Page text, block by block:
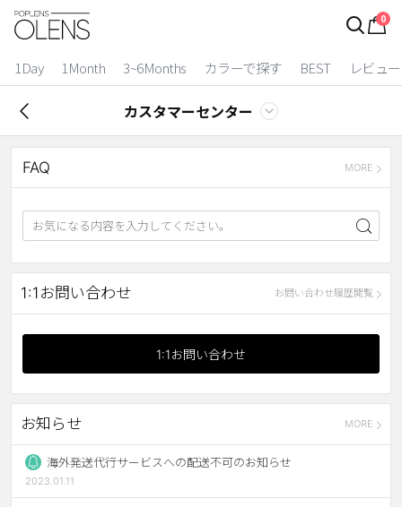
0
1Day 1Month 3~6Months カラーで探す BEST レビュー
ログイン
カラコン比較
今月限定特典
ベスト
カラコン
1 Day
カラー
ブラウン
グレー
ブラック
ヘーゼル
グリーン
カスタマーセンター
FAQ MORE
1:1お問い合わせ
1:1お問い合わせ
お問い合わせ履歴閲覧
お知らせ
海外発送代行サービスへの配送不可のお知らせ
2023.01.11
MORE